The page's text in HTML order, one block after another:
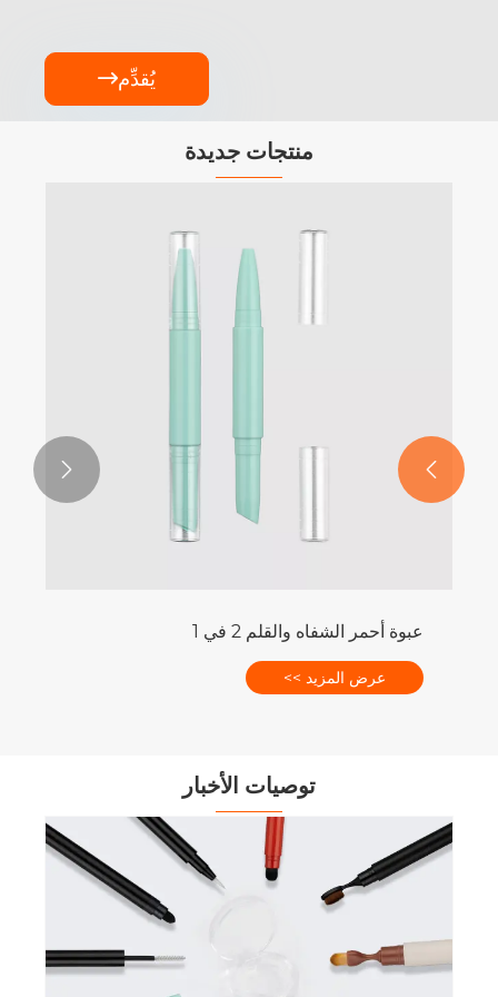

منتجات جديدة
عبوة أحمر الشفاه والقلم 2 في 1
عرض المزيد >>


توصيات الأخبار